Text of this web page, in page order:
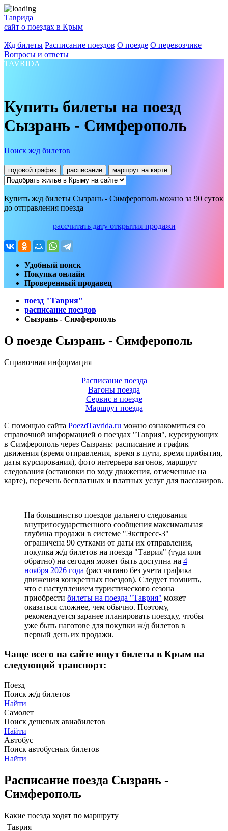
Таврида
сайт о поездах в Крым
Жд билеты Расписание поездов О поезде О перевозчике
Вопросы и ответы
TAVRIDA
Купить билеты на поезд
Сызрань - Симферополь
Поиск ж/д билетов
годовой график расписание маршрут на карте
Купить ж/д билеты Сызрань - Симферополь можно за 90 суток
до отправления поезда
рассчитать дату открытия продажи
Удобный поиск
Покупка онлайн
Проверенный продавец
поезд "Таврия"
расписание поездов
Сызрань - Симферополь
О поезде Сызрань - Симферополь
Справочная информация
Расписание поезда
Вагоны поезда
Сервис в поезде
Маршрут поезда
С помощью сайта PoezdTavrida.ru можно ознакомиться со
справочной информацией о поездах "Таврия", курсирующих
в Симферополь через Сызрань: расписание и график
движения (время отправления, время в пути, время прибытия,
даты курсирования), фото интерьера вагонов, маршрут
следования (остановки по ходу движения, отмеченные на
карте), перечень бесплатных и платных услуг для пассажиров.
На большинство поездов дальнего следования
внутригосударственного сообщения максимальная
глубина продажи в системе "Экспресс-3"
ограничена 90 сутками от даты их отправления,
покупка ж/д билетов на поезда "Таврия" (туда или
обратно) на сегодня может быть доступна на 4
ноября 2026 года (рассчитано без учета графика
движения конкретных поездов). Следует помнить,
что с наступлением туристического сезона
приобрести билеты на поезда "Таврия" может
оказаться сложнее, чем обычно. Поэтому,
рекомендуется заранее планировать поездку, чтобы
уже быть наготове для покупки ж/д билетов в
первый день их продажи.
Чаще всего на сайте ищут билеты в Крым на
следующий транспорт:
Поезд
Поиск ж/д билетов
Найти
Самолет
Поиск дешевых авиабилетов
Найти
Автобус
Поиск автобусных билетов
Найти
Расписание поезда Сызрань -
Симферополь
Какие поезда ходят по маршруту
Таврия